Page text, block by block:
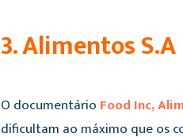
3. Alimentos S.A
O documentário Food Inc,
dificultam ao máximo que os